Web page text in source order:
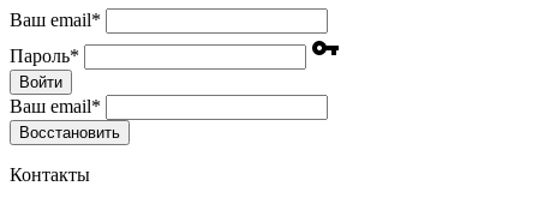
Ваш email*
Пароль* vpn_key
Войти
Ваш email*
Воcстановить
Контакты